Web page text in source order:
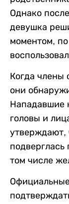
Однако
девушка
моментом,
Когда члены
они
Нападавшие
головы и
утверждают,
том числе